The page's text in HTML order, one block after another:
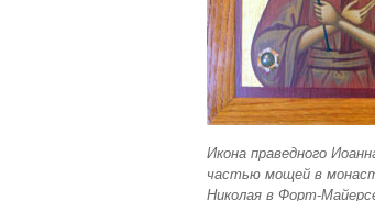
Икона праведного
частью мощей в
Николая в Форт-